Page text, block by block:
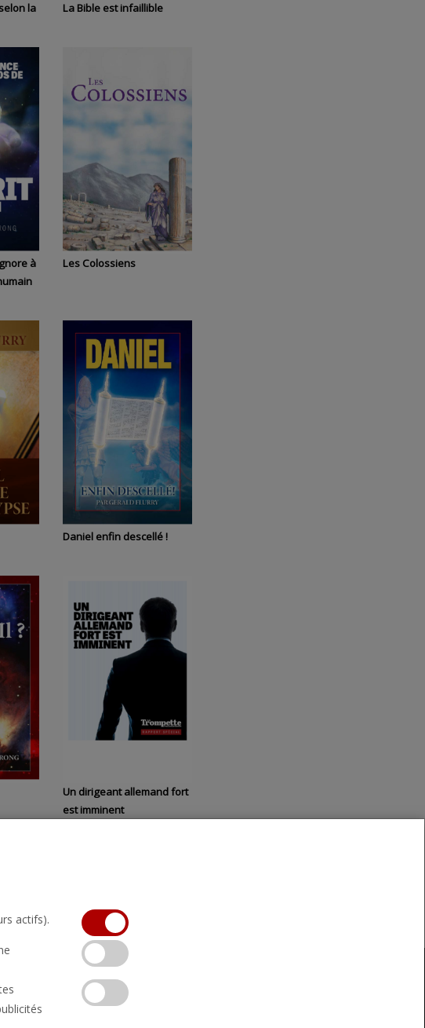
la
La Bible est infaillible
à
Les Colossiens
Daniel enfin descellé !
Un dirigeant allemand fort
est imminent
actifs).